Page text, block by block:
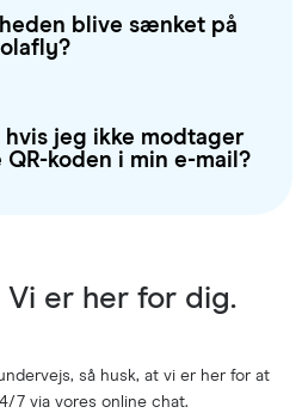
blive sænket på
hvis jeg ikke modtager
koden i min e-mail?
Vi er her for dig.
så husk, at vi er her for at
7 via vores online chat.